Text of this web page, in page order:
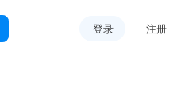
登录 注册